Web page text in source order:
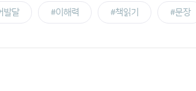
발달 #이해력 #책읽기 #문장